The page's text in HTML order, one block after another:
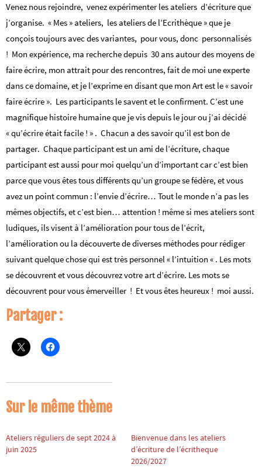
Venez nous rejoindre, venez expérimenter les ateliers d’écriture que
j’organise. « Mes » ateliers, les ateliers de l’Ecrithèque » que je
conçois toujours avec des variantes, pour vous, donc personnalisés
! Mon expérience, ma recherche depuis 30 ans autour des moyens de
faire écrire, mon attrait pour des rencontres, fait de moi une experte
dans ce domaine, et je l’exprime en disant que mon Art est le « savoir
faire écrire ». Les participants le savent et le confirment. C’est une
magnifique histoire humaine que je vis depuis le jour ou j’ai décidé
« qu’écrire était facile ! » . Chacun a des savoir qu’il est bon de
partager. Chaque participant est un ami de l’écriture, chaque
participant est aussi pour moi quelqu’un d’important car c’est bien
parce que vous êtes tous différents qu’un groupe se fédère, et vous
avez un point commun : l’envie d’écrire… Tout le monde n’a pas les
mêmes objectifs, et c’est bien… attention ! même si mes ateliers sont
ludiques, ils visent à l’amélioration pour tous de l’écrit,
l’amélioration ou la découverte de diverses méthodes pour rédiger
suivant quelque chose qui est très personnel « l’intuition « . Les mots
se découvrent et vous découvrez votre art d’écrire. Les mots se
découvrent pour vous émerveiller ! Et vous êtes heureux ! moi aussi.
Partager :
Sur le même thème
Ateliers réguliers de sept 2024 à
juin 2025
Bienvenue dans les ateliers
d’écriture de l’écritheque
2026/2027